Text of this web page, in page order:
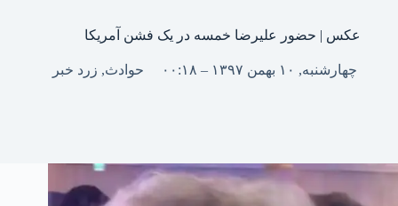
عکس | حضور علیرضا خمسه در یک فشن آمریکا
چهارشنبه, ۱۰ بهمن ۱۳۹۷ – ۰۰:۱۸ حوادث, زرد خبر